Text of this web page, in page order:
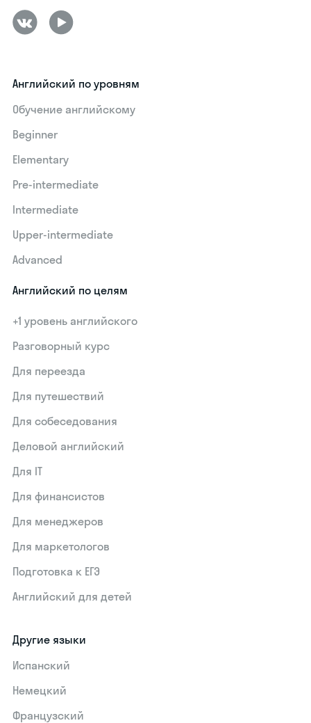
Английский по уровням
Обучение английскому
Beginner
Elementary
Pre-intermediate
Intermediate
Upper-intermediate
Advanced
Английский по целям
+1 уровень английского
Разговорный курс
Для переезда
Для путешествий
Для собеседования
Деловой английский
Для IT
Для финансистов
Для менеджеров
Для маркетологов
Подготовка к ЕГЭ
Английский для детей
Другие языки
Испанский
Немецкий
Французский